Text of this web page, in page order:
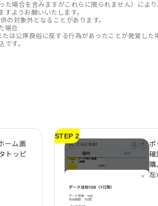
た場合を含みますがこれらに限られません）によ
ようお願いいたします。
対象外となることがあります。
場合
は公序良俗に反する行為があったことが発覚した
す。
ーム画
トッピ
STEP 2
ポ
確
左